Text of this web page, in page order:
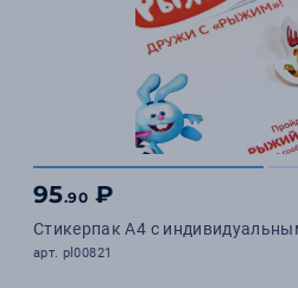
95.90 ₽
Стикерпак А4 с
арт. pl00821